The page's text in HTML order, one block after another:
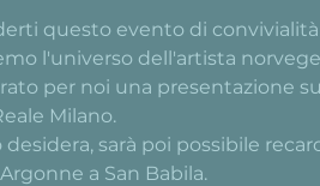
questo evento di
l'universo dell'artista
per noi una presentazione
Milano.
desidera, sarà poi possibile
a San Babila.